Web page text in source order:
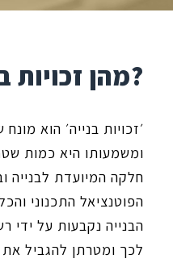
מהן זכויות בנייה?
׳זכויות בנייה׳ הוא
ומשמעותו היא כמות
חלקה המיועדת לבנייה
הפוטנציאל התכנוני
הבנייה נקבעות על ידי
לכך ומטרתן להגביל את